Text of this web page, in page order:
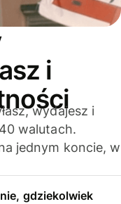
i
wydajesz i
walutach.
jednym koncie, w
gdziekolwiek